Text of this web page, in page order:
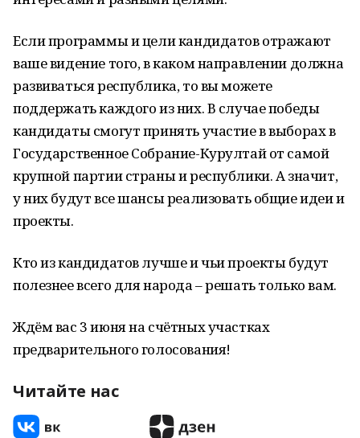
Если программы и цели кандидатов отражают
ваше видение того, в каком направлении должна
развиваться республика, то вы можете
поддержать каждого из них. В случае победы
кандидаты смогут принять участие в выборах в
Государственное Собрание-Курултай от самой
крупной партии страны и республики. А значит,
у них будут все шансы реализовать общие идеи и
проекты.
Кто из кандидатов лучше и чьи проекты будут
полезнее всего для народа – решать только вам.
Ждём вас 3 июня на счётных участках
предварительного голосования!
Читайте нас